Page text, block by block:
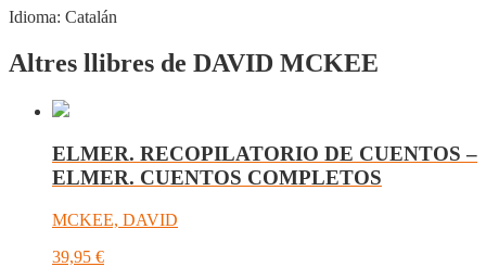
Idioma: Catalán
Altres llibres de DAVID MCKEE
ELMER. RECOPILATORIO DE CUENTOS –
ELMER. CUENTOS COMPLETOS
MCKEE, DAVID
39,95 €